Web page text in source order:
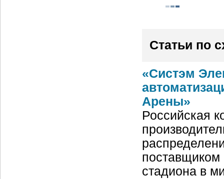
Статьи по
«Систэм
Арены»
Российская
поставщиком
стадиона в